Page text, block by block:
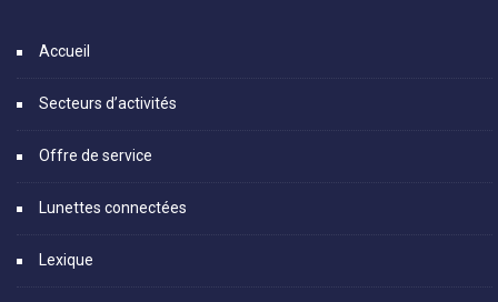
Accueil
Secteurs d’activités
Offre de service
Lunettes connectées
Lexique